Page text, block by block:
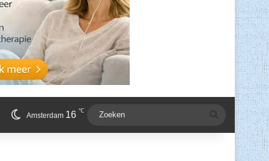
Amsterdam 16 ℃ Zoeken